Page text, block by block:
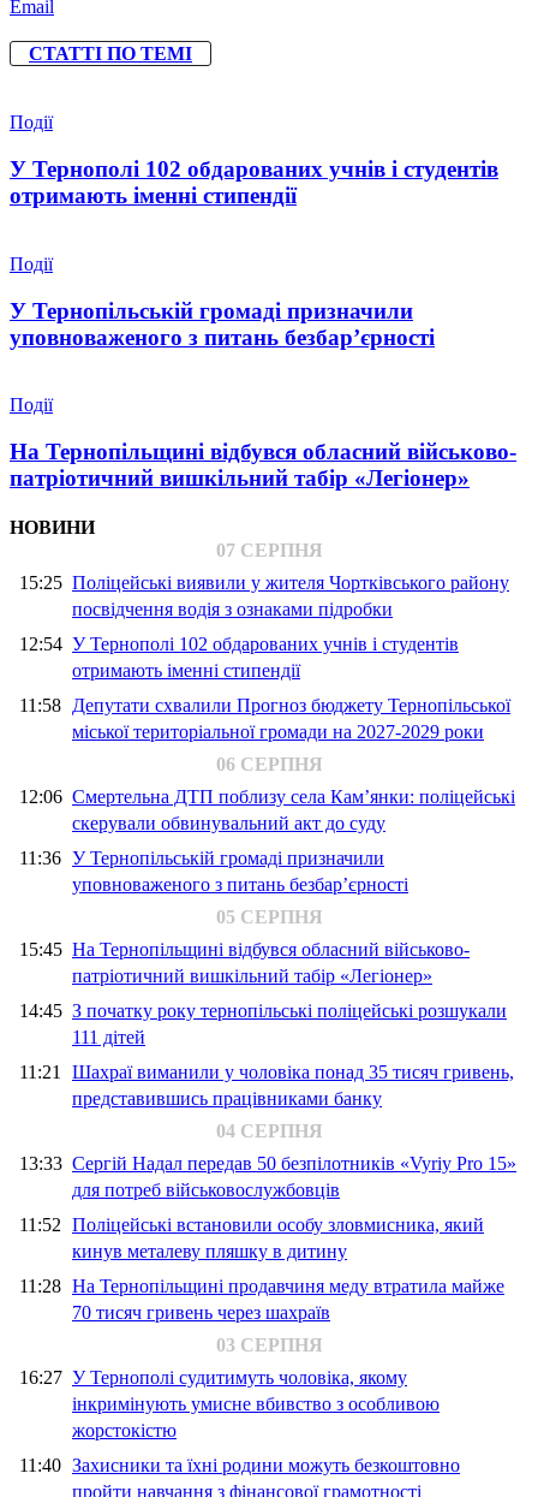
Email
СТАТТІ ПО ТЕМІ
Події
У Тернополі 102 обдарованих учнів і студентів
отримають іменні стипендії
Події
У Тернопільській громаді призначили
уповноваженого з питань безбар’єрності
Події
На Тернопільщині відбувся обласний військово-
патріотичний вишкільний табір «Легіонер»
НОВИНИ
07 СЕРПНЯ
15:25 Поліцейські виявили у жителя Чортківського району
посвідчення водія з ознаками підробки
12:54 У Тернополі 102 обдарованих учнів і студентів
отримають іменні стипендії
11:58 Депутати схвалили Прогноз бюджету Тернопільської
міської територіальної громади на 2027-2029 роки
06 СЕРПНЯ
12:06 Смертельна ДТП поблизу села Кам’янки: поліцейські
скерували обвинувальний акт до суду
11:36 У Тернопільській громаді призначили
уповноваженого з питань безбар’єрності
05 СЕРПНЯ
15:45 На Тернопільщині відбувся обласний військово-
патріотичний вишкільний табір «Легіонер»
14:45 З початку року тернопільські поліцейські розшукали
111 дітей
11:21 Шахраї виманили у чоловіка понад 35 тисяч гривень,
представившись працівниками банку
04 СЕРПНЯ
13:33 Сергій Надал передав 50 безпілотників «Vyriy Pro 15»
для потреб військовослужбовців
11:52 Поліцейські встановили особу зловмисника, який
кинув металеву пляшку в дитину
11:28 На Тернопільщині продавчиня меду втратила майже
70 тисяч гривень через шахраїв
03 СЕРПНЯ
16:27 У Тернополі судитимуть чоловіка, якому
інкримінують умисне вбивство з особливою
жорстокістю
11:40 Захисники та їхні родини можуть безкоштовно
пройти навчання з фінансової грамотності